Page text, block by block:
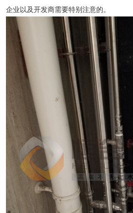
企业以及开发商需要特别注意的。